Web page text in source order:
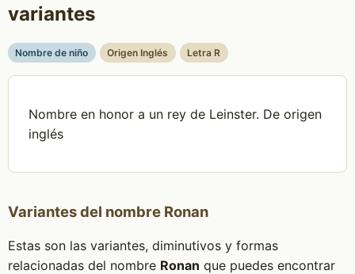
variantes
Nombre de niño Origen Inglés Letra R
Nombre en honor a un rey de Leinster. De origen
inglés
Variantes del nombre Ronan
Estas son las variantes, diminutivos y formas
relacionadas del nombre Ronan que puedes encontrar